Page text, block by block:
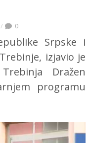
0
Srpske i
izjavio je
Dražen
programu